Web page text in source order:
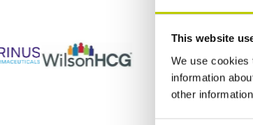
This website
We use cookies
information
other